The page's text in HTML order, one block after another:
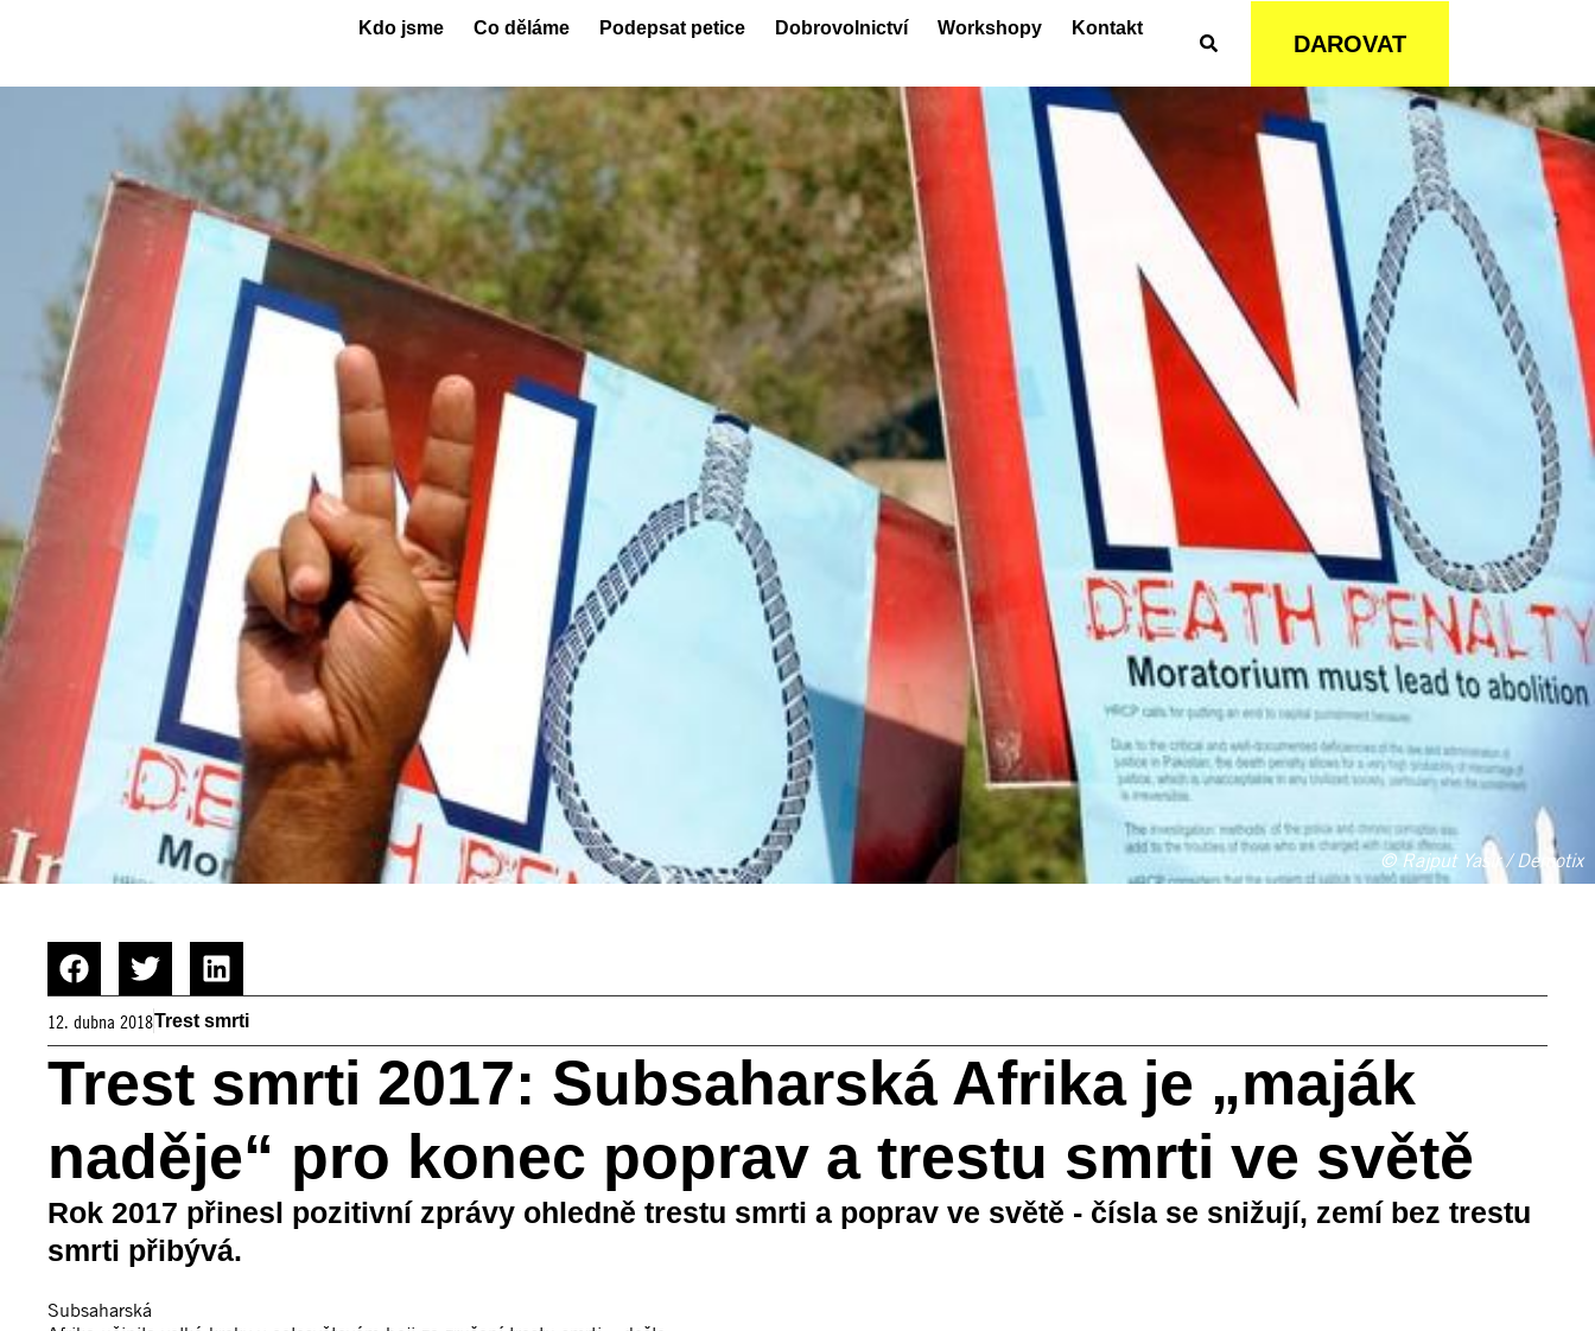
Kdo jsme Co děláme Podepsat petice Dobrovolnictví Workshopy Kontakt
DAROVAT
© Rajput Yasir / Demotix
12. dubna 2018Trest smrti
Trest smrti 2017: Subsaharská Afrika je „maják
naděje“ pro konec poprav a trestu smrti ve světě
Rok 2017 přinesl pozitivní zprávy ohledně trestu smrti a poprav ve světě - čísla se snižují, zemí bez trestu
smrti přibývá.
Subsaharská